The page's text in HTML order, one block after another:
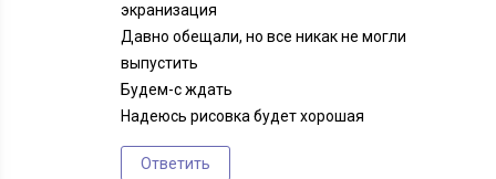
экранизация
Давно обещали, но все никак не могли
выпустить
Будем-с ждать
Надеюсь рисовка будет хорошая
Ответить